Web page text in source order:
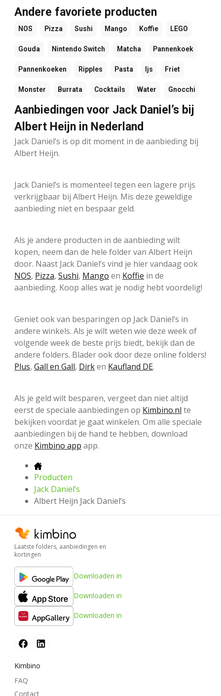
Andere favoriete producten
NOS Pizza Sushi Mango Koffie LEGO
Gouda Nintendo Switch Matcha Pannenkoek
Pannenkoeken Ripples Pasta Ijs Friet
Monster Burrata Cocktails Water Gnocchi
Aanbiedingen voor Jack Daniel’s bij
Albert Heijn in Nederland
Jack Daniel’s is op dit moment in de aanbieding bij
Albert Heijn.
Jack Daniel’s is momenteel tegen een lagere prijs
verkrijgbaar bij Albert Heijn. Mis deze geweldige
aanbieding niet en bespaar geld.
Als je andere producten in de aanbieding wilt
kopen, neem dan de hele folder van Albert Heijn
door. Naast Jack Daniel’s vind je hier vandaag ook
NOS, Pizza, Sushi, Mango en Koffie in de
aanbieding. Koop alles wat je nodig hebt voordelig!
Geniet ook van besparingen op Jack Daniel’s in
andere winkels. Als je wilt weten wie deze week of
volgende week de beste prijs biedt, bekijk dan de
andere folders. Blader ook door deze online folders!
Plus, Gall en Gall, Dirken Kaufland DE.
Als je geld wilt besparen, vergeet dan niet altijd
eerst de speciale aanbiedingen op Kimbino.nl te
bekijken voordat je gaat winkelen. Om alle speciale
aanbiedingen bij de hand te hebben, download
onze Kimbino app app.
Producten
Jack Daniel’s
Albert Heijn Jack Daniel’s
Laatste folders, aanbiedingen en
kortingen
Downloaden in
Downloaden in
Downloaden in
Kimbino
FAQ
Contact